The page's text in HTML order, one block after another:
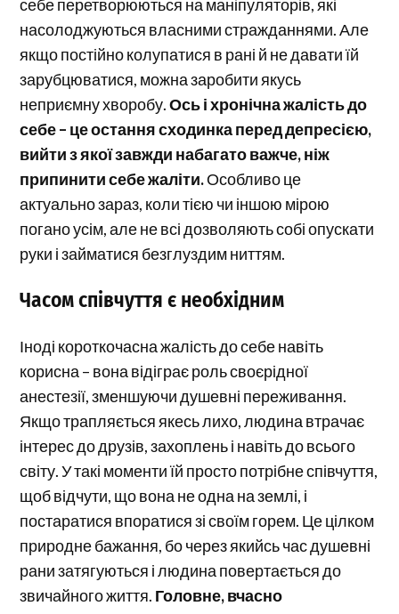
себе перетворюються на маніпуляторів, які
насолоджуються власними стражданнями. Але
якщо постійно колупатися в рані й не давати їй
зарубцюватися, можна заробити якусь
неприємну хворобу.Ось і хронічна жалість до
себе – це остання сходинка перед депресією,
вийти з якої завжди набагато важче, ніж
припинити себе жаліти.Особливо це
актуально зараз, коли тією чи іншою мірою
погано усім, але не всі дозволяють собі опускати
руки і займатися безглуздим ниттям.
Часом співчуття є необхідним
Іноді короткочасна жалість до себе навіть
корисна – вона відіграє роль своєрідної
анестезії, зменшуючи душевні переживання.
Якщо трапляється якесь лихо, людина втрачає
інтерес до друзів, захоплень і навіть до всього
світу. У такі моменти їй просто потрібне співчуття,
щоб відчути, що вона не одна на землі, і
постаратися впоратися зі своїм горем. Це цілком
природне бажання, бо через якийсь час душевні
рани затягуються і людина повертається до
звичайного життя. Головне, вчасно